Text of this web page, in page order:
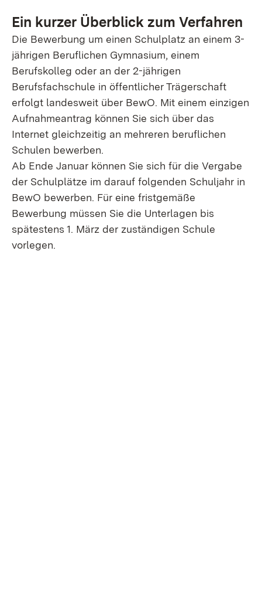
Ein kurzer Überblick zum Verfahren
Die Bewerbung um einen Schulplatz an einem 3-
jährigen Beruflichen Gymnasium, einem
Berufskolleg oder an der 2-jährigen
Berufsfachschule in öffentlicher Trägerschaft
erfolgt landesweit über BewO. Mit einem einzigen
Aufnahmeantrag können Sie sich über das
Internet gleichzeitig an mehreren beruflichen
Schulen bewerben.
Ab Ende Januar können Sie sich für die Vergabe
der Schulplätze im darauf folgenden Schuljahr in
BewO bewerben. Für eine fristgemäße
Bewerbung müssen Sie die Unterlagen bis
spätestens 1. März der zuständigen Schule
vorlegen.